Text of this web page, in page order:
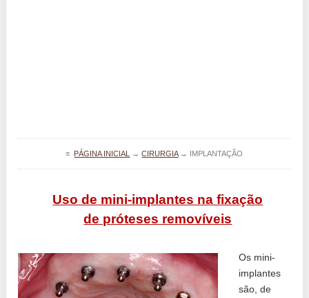
≡ PÁGINA INICIAL →CIRURGIA→ IMPLANTAÇÃO
Uso de mini-implantes na fixação
de próteses removíveis
Os mini-
implantes
são, de